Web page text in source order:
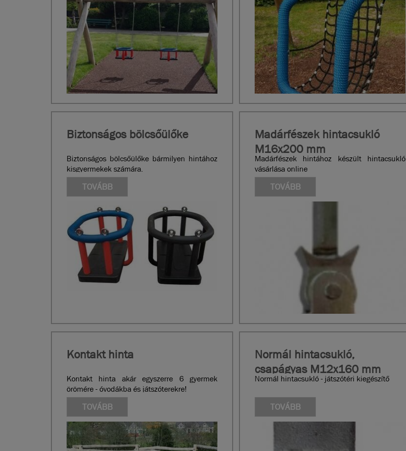
Biztonságos bölcsőülőke
Biztonságos bölcsőülőke bármilyen hintához
kisgyermekek számára.
Madárfészek hintacsukló
M16x200 mm
Madárfészek hintához készült hintacsukló
vásárlása online
Kontakt hinta
Kontakt hinta akár egyszerre 6 gyermek
örömére - óvodákba és játszóterekre!
Normál hintacsukló,
csapágyas M12x160 mm
Normál hintacsukló - játszótéri kiegészítő